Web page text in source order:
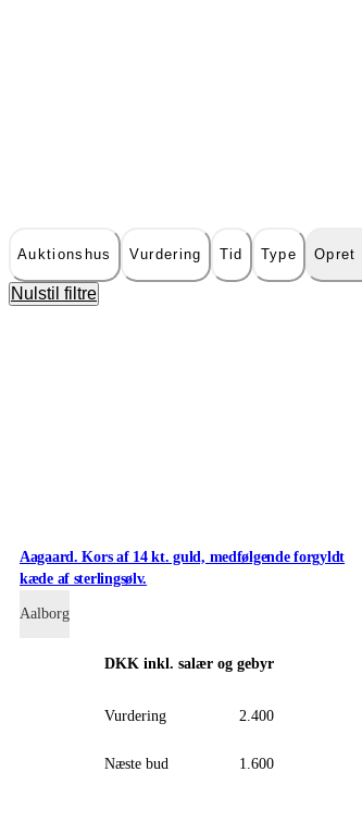
Auktionshus Vurdering Tid Type Opret
Nulstil filtre
Aagaard. Kors af 14 kt. guld, medfølgende forgyldt
kæde af sterlingsølv.
Aalborg
DKK inkl. salær og gebyr
Vurdering 2.400
Næste bud 1.600